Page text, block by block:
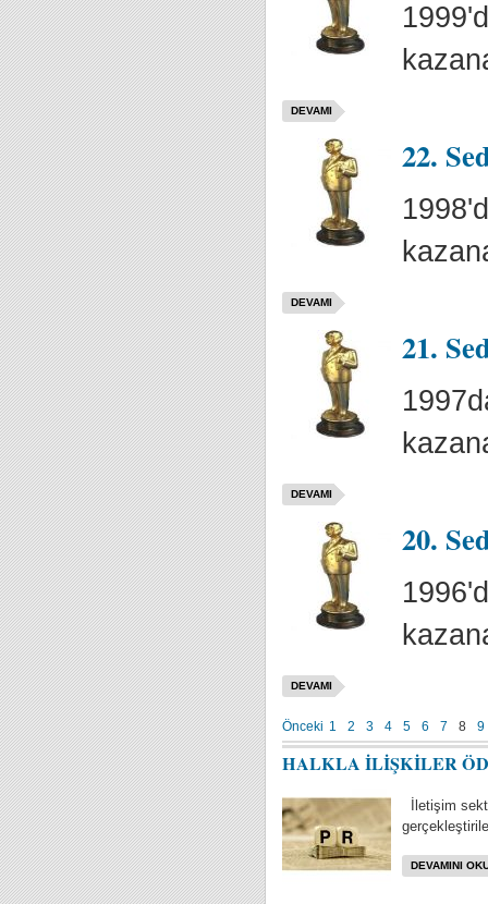
DEVAMI
22.
DEVAMI
21.
DEVAMI
20.
DEVAMI
Önceki 1 2 3 4 5 6 7 8 9
HALKLA İLİŞKİLER
İletişim
DEVAMINI